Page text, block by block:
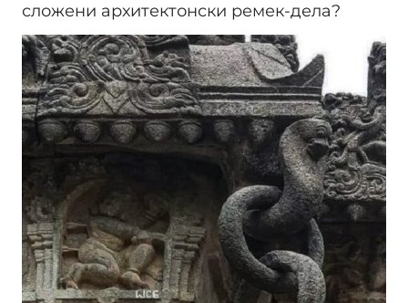
сложени архитектонски ремек-дела?